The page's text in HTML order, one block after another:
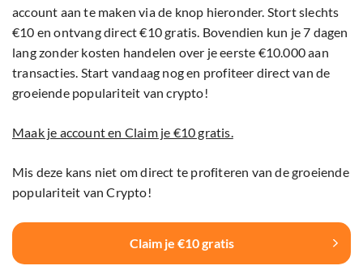
account aan te maken via de knop hieronder. Stort slechts
€10 en ontvang direct €10 gratis. Bovendien kun je 7 dagen
lang zonder kosten handelen over je eerste €10.000 aan
transacties. Start vandaag nog en profiteer direct van de
groeiende populariteit van crypto!
Maak je account en Claim je €10 gratis.
Mis deze kans niet om direct te profiteren van de groeiende
populariteit van Crypto!
Claim je €10 gratis